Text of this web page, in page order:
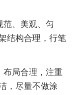
范、美观、匀
结构合理，行笔
布局合理，注重
，尽量不做涂